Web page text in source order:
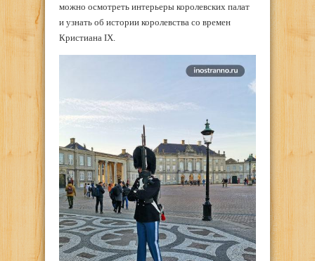
можно осмотреть интерьеры королевских палат
и узнать об истории королевства со времен
Кристиана IX.